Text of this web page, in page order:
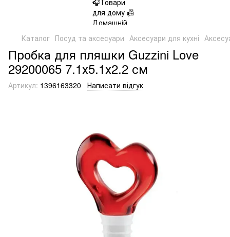
Каталог Посуд та аксесуари Аксесуари для кухні
Пробка для пляшки Guzzini Love
29200065 7.1х5.1х2.2 см
Артикул: 1396163320 Написати відгук